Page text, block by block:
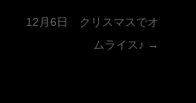
12月6日 クリスマスでオ
ムライス♪ →